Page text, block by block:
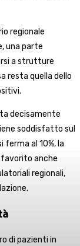
regionale
una parte
a strutture
resta quella dello
decisamente
soddisfatto sul
al 10%, la
favorito anche
regionali,
di pazienti in